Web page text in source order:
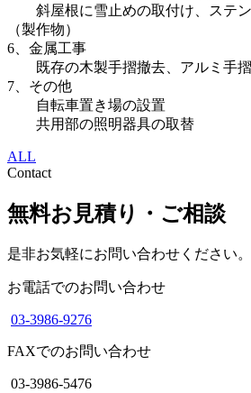
斜屋根に雪止めの取付け、ステン
（製作物）
6、金属工事
既存の木製手摺撤去、アルミ手摺
7、その他
自転車置き場の設置
共用部の照明器具の取替
ALL
Contact
無料お見積り・ご相談
是非お気軽にお問い合わせください。
お電話でのお問い合わせ
03-3986-9276
FAXでのお問い合わせ
03-3986-5476